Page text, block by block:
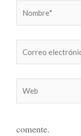
electrónico*
comente.